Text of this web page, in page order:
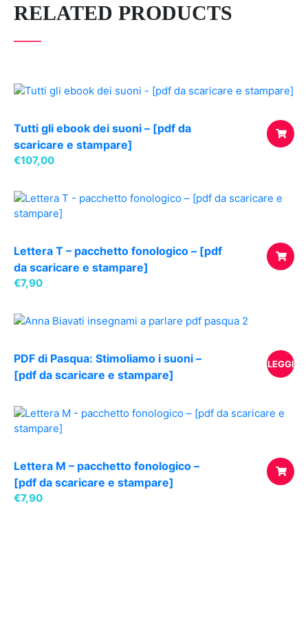
RELATED PRODUCTS
Tutti gli ebook dei suoni – [pdf da
scaricare e stampare]
€107,00
Lettera T – pacchetto fonologico – [pdf
da scaricare e stampare]
€7,90
PDF di Pasqua: Stimoliamo i suoni –
[pdf da scaricare e stampare]
LEGGI
Lettera M – pacchetto fonologico –
[pdf da scaricare e stampare]
€7,90